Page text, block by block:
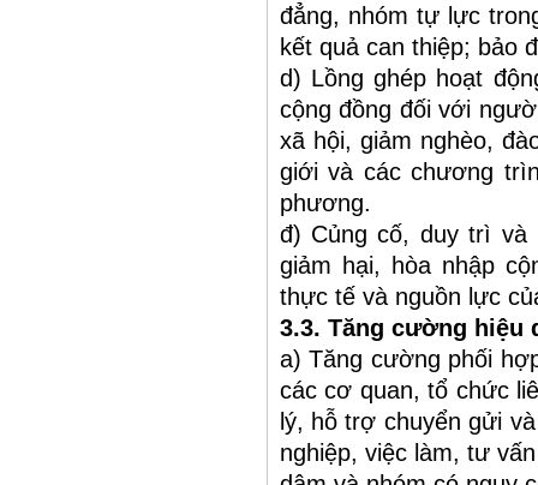
đẳng, nhóm tự lực
kết quả can thiệp; bảo
d) Lồng ghép hoạt
cộng đồng đối với
xã hội, giảm nghèo,
giới và các chương
phương.
đ) Củng cố, duy trì và
giảm hại, hòa nhập
thực tế và nguồn lực
3.3. Tăng cường hiệu
a) Tăng cường phối
các cơ quan, tổ chức
lý, hỗ trợ chuyển gửi
nghiệp, việc làm, tư